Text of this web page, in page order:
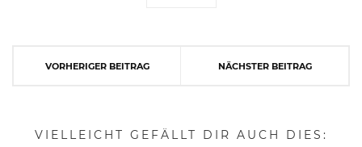
VORHERIGER BEITRAG NÄCHSTER BEITRAG
VIELLEICHT GEFÄLLT DIR AUCH DIES: